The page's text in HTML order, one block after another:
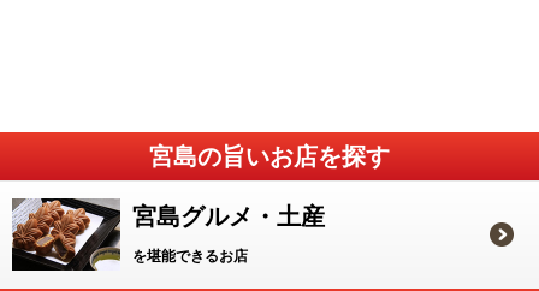
宮島の旨いお店を探す
宮島グルメ・土産
を堪能できるお店